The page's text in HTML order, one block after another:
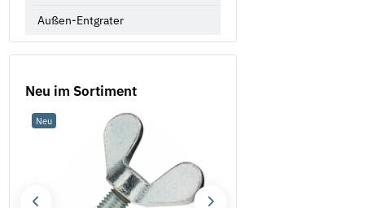
Außen-Entgrater
Neu im Sortiment
Neu